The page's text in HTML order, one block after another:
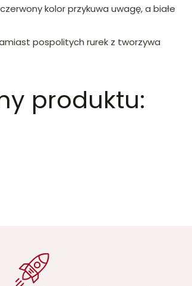
kolor przykuwa uwagę, a białe
pospolitych rurek z tworzywa
produktu: